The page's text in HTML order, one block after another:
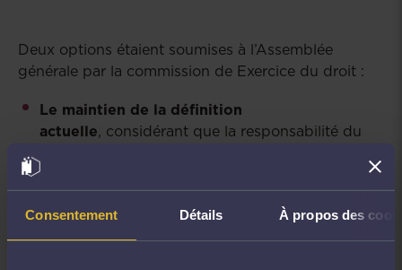
Consentement Détails À propos des
Deux options étaient soumises à l’Assemblée
générale par la commission de Exercice du droit :
Le maintien de la définition
actuelle, considérant que la responsabilité du
même en cas d’utilisation d’outils automatisés.
Selon les partisans de cette option, l’enjeu ne
réside pas dans l’utilisation d’un outil
d’intelligence d’artificielle mais dans la qualité de